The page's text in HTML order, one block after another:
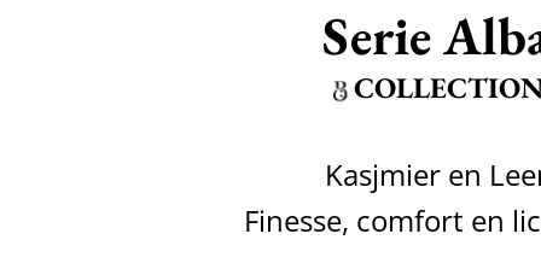
Serie
Kasjmier en
Finesse, comfort en